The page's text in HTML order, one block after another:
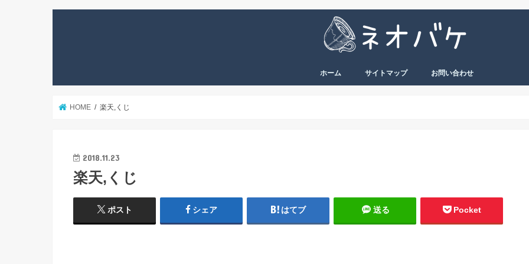
ホーム サイトマップ お問い合わせ
HOME 楽天,くじ
2018.11.23
楽天,くじ
ポスト シェア はてブ 送る Pocket